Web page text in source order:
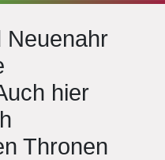
Neuenahr
hier
Thronen